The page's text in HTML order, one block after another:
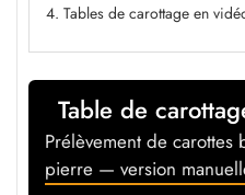
4. Tables de carottage en
Table de
Prélèvement de carottes
pierre — version